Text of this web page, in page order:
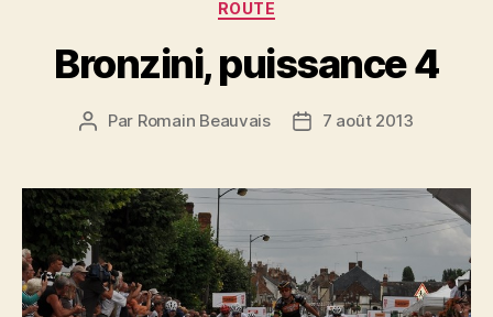
ROUTE
Bronzini, puissance 4
Auteur
Par Romain Beauvais
Date7 août 2013